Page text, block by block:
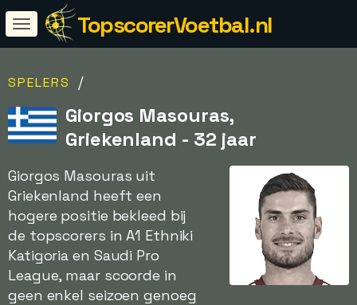
TopscorerVoetbal.nl
SPELERS /
Giorgos Masouras,
Griekenland - 32 jaar
Giorgos Masouras uit
Griekenland heeft een
hogere positie bekleed bij
de topscorers in A1 Ethniki
Katigoria en Saudi Pro
League, maar scoorde in
geen enkel seizoen genoeg